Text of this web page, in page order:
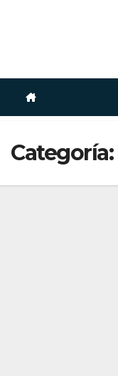
content
Categoría: